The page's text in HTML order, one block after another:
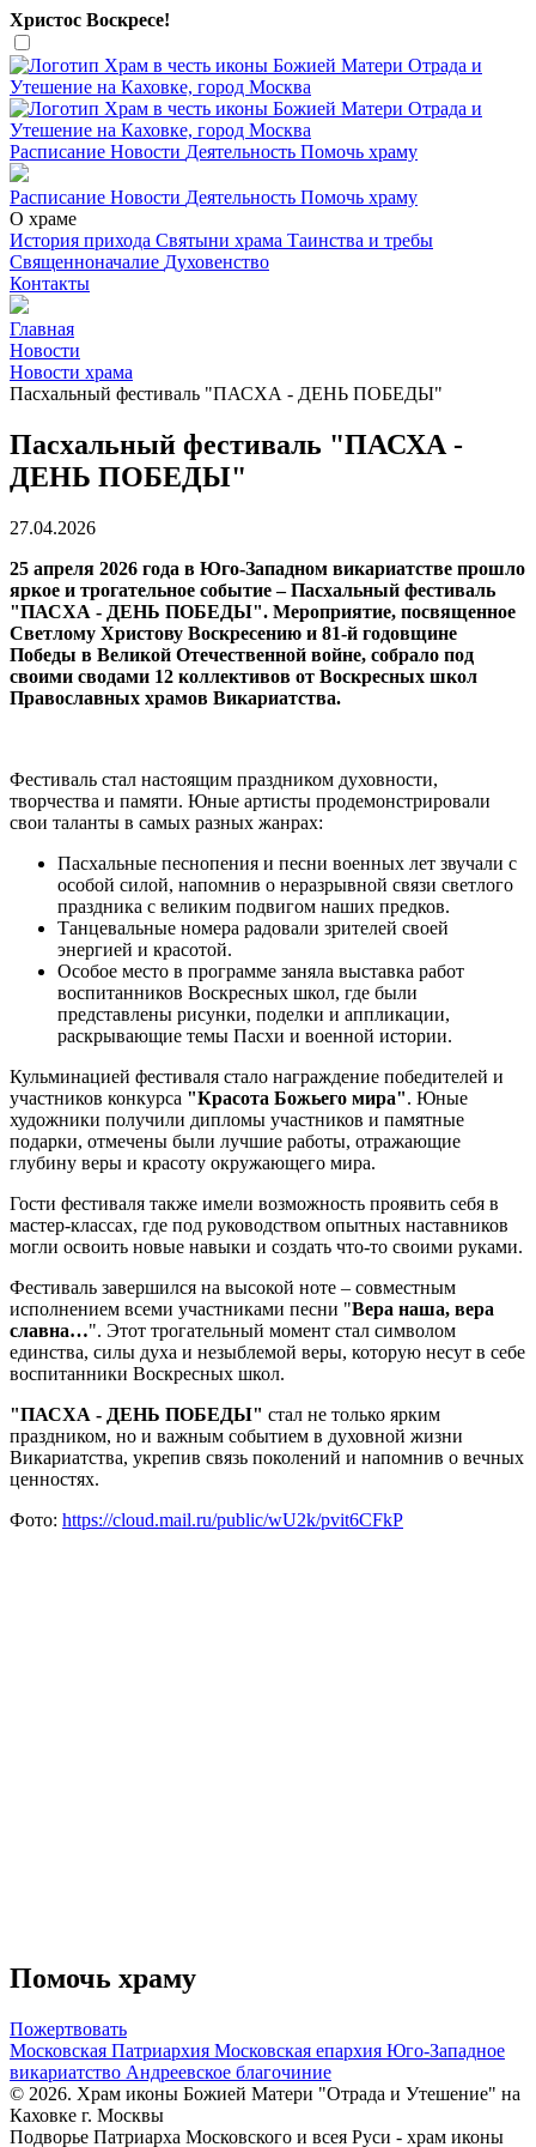
Христос Воскресе!
Расписание Новости Деятельность Помочь храму
Расписание Новости Деятельность Помочь храму
О храме
История прихода Святыни храма Таинства и требы
Священноначалие Духовенство
Контакты
Главная
Новости
Новости храма
Пасхальный фестиваль "ПАСХА - ДЕНЬ ПОБЕДЫ"
Пасхальный фестиваль "ПАСХА -
ДЕНЬ ПОБЕДЫ"
27.04.2026
25 апреля 2026 года в Юго-Западном викариатстве прошло
яркое и трогательное событие – Пасхальный фестиваль
"ПАСХА - ДЕНЬ ПОБЕДЫ". Мероприятие, посвященное
Светлому Христову Воскресению и 81-й годовщине
Победы в Великой Отечественной войне, собрало под
своими сводами 12 коллективов от Воскресных школ
Православных храмов Викариатства.
Фестиваль стал настоящим праздником духовности,
творчества и памяти. Юные артисты продемонстрировали
свои таланты в самых разных жанрах:
Пасхальные песнопения и песни военных лет звучали с
особой силой, напомнив о неразрывной связи светлого
праздника с великим подвигом наших предков.
Танцевальные номера радовали зрителей своей
энергией и красотой.
Особое место в программе заняла выставка работ
воспитанников Воскресных школ, где были
представлены рисунки, поделки и аппликации,
раскрывающие темы Пасхи и военной истории.
Кульминацией фестиваля стало награждение победителей и
участников конкурса "Красота Божьего мира". Юные
художники получили дипломы участников и памятные
подарки, отмечены были лучшие работы, отражающие
глубину веры и красоту окружающего мира.
Гости фестиваля также имели возможность проявить себя в
мастер-классах, где под руководством опытных наставников
могли освоить новые навыки и создать что-то своими руками.
Фестиваль завершился на высокой ноте – совместным
исполнением всеми участниками песни "Вера наша, вера
славна…". Этот трогательный момент стал символом
единства, силы духа и незыблемой веры, которую несут в себе
воспитанники Воскресных школ.
"ПАСХА - ДЕНЬ ПОБЕДЫ" стал не только ярким
праздником, но и важным событием в духовной жизни
Викариатства, укрепив связь поколений и напомнив о вечных
ценностях.
Фото: https://cloud.mail.ru/public/wU2k/pvit6CFkP
Помочь храму
Пожертвовать
Московская Патриархия Московская епархия Юго-Западное
викариатство Андреевское благочиние
© 2026. Храм иконы Божией Матери "Отрада и Утешение" на
Каховке г. Москвы
Подворье Патриарха Московского и всея Руси - храм иконы